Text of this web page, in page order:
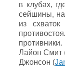
в клубах,
сейшины,
из
Лайон Смит
Джонсон (